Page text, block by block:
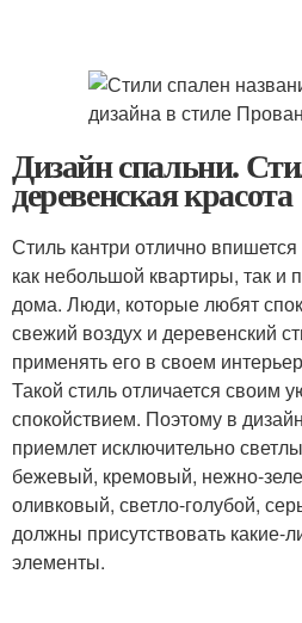
Дизайн спальни.
деревенская красота
Стиль кантри отлично
как небольшой квартиры, так и
дома. Люди, которые любят
свежий воздух и деревенский
применять его в своем
Такой стиль отличается своим
спокойствием. Поэтому в
приемлет исключительно
бежевый, кремовый, нежно-
оливковый, светло-голубой,
должны присутствовать какие-
элементы.